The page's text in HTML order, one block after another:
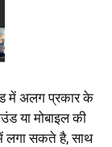
में अलग प्रकार के
या मोबाइल की
लगा सकते है, साथ